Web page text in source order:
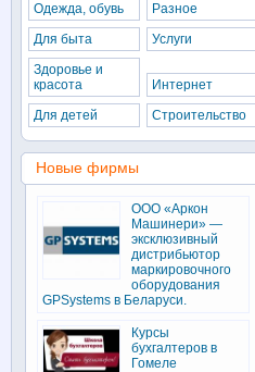
Одежда, обувь
Разное
Для быта
Услуги
Здоровье и
красота
Интернет
Для детей
Строительство
Новые фирмы
ООО «Аркон
Машинери» —
эксклюзивный
дистрибьютор
маркировочного
оборудования
GPSystems в Беларуси.
Курсы
бухгалтеров в
Гомеле